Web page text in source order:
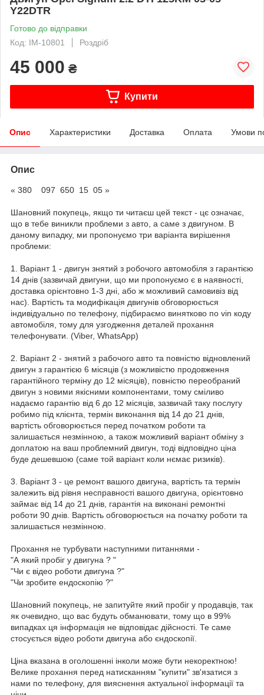
Y22DTR
Готово до відправки
Код: IM-10801
Роздріб
45 000 ₴
Купити
Опис Характеристики Доставка Оплата Умови
Опис
« 380 097 650 15 05 »
Шановний покупець, якщо ти читаєш цей текст - цє означає,
що в тебе виникли проблеми з авто, а саме з двигуном. В
даному випадку, ми пропонуємо три варіанта вирішення
проблеми:
1. Варіант 1 - двигун знятий з робочого автомобіля з гарантією
14 днів (зазвичай двигуни, що ми пропонуємо є в наявності,
доставка орієнтовно 1-3 дні, або ж можливий самовивіз від
нас). Вартість та модифікація двигунів обговорюється
індивідуально по телефону, підбираємо винятково по vin коду
автомобіля, тому для узгодження деталей прохання
телефонувати. (Viber, WhatsApp)
2. Варіант 2 - знятий з рабочого авто та повністю відновлений
двигун з гарантією 6 місяців (з можливістю продовження
гарантійного терміну до 12 місяців), повністю переобраний
двигун з новими якісними компонентами, тому сміливо
надаємо гарантію від 6 до 12 місяців, зазвичай таку послугу
робимо під клієнта, термін виконання від 14 до 21 днів,
вартість обговорюється перед початком роботи та
залишається незмінною, а також можливий варіант обміну з
доплатою на ваш проблемний двигун, тоді відповідно ціна
буде дешевшою (саме той варіант коли нємає ризиків).
3. Варіант 3 - це ремонт вашого двигуна, вартість та термін
залежить від рівня несправності вашого двигуна, орієнтовно
займає від 14 до 21 днів, гарантія на виконані ремонтні
роботи 90 днів. Вартість обговорюється на початку роботи та
залишається незмінною.
Прохання не турбувати наступними питаннями -
"А який пробіг у двигуна ? "
"Чи є відео роботи двигуна ?"
"Чи зробите ендоскопію ?"
Шановний покупець, не запитуйте який пробіг у продавців, так
як очевидно, що вас будуть обманювати, тому що в 99%
випадках ця інформація не відповідає дійсності. Те саме
стосується відео роботи двигуна або єндоскопії.
Ціна вказана в оголошенні інколи може бути некоректною!
Велике прохання перед натисканням "купити" зв'язатися з
нами по телефону, для вияснення актуальної інформації та